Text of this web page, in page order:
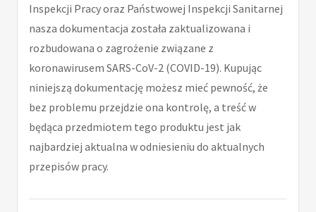
Inspekcji Pracy oraz Państwowej Inspekcji Sanitarnej
nasza dokumentacja została zaktualizowana i
rozbudowana o zagrożenie związane z
koronawirusem SARS-CoV-2 (COVID-19). Kupując
niniejszą dokumentację możesz mieć pewność, że
bez problemu przejdzie ona kontrolę, a treść w
będąca przedmiotem tego produktu jest jak
najbardziej aktualna w odniesieniu do aktualnych
przepisów pracy.